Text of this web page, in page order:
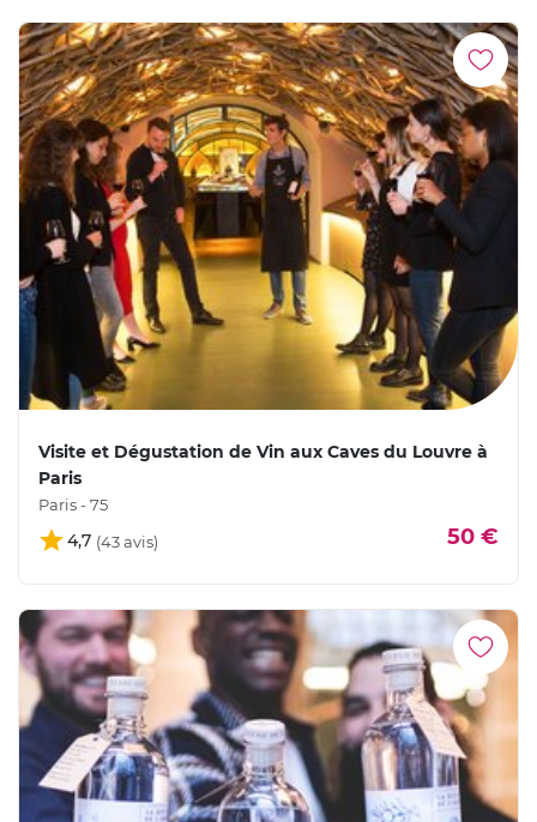
Visite et Dégustation de Vin aux Caves du Louvre à
Paris
Paris - 75
4,7 50 €